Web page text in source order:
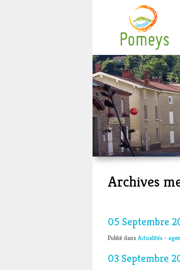
Archives
05 Septembre
Publié dans Actualités -
03 Septembre